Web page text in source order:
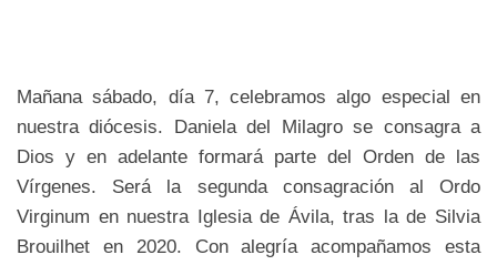
Mañana sábado, día 7, celebramos algo especial en
nuestra diócesis. Daniela del Milagro se consagra a
Dios y en adelante formará parte del Orden de las
Vírgenes. Será la segunda consagración al Ordo
Virginum en nuestra Iglesia de Ávila, tras la de Silvia
Brouilhet en 2020. Con alegría acompañamos esta